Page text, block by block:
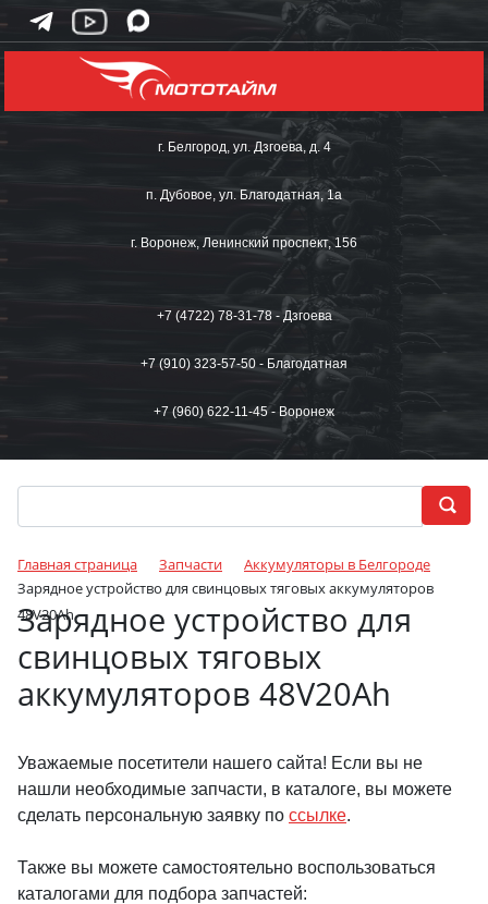
г. Белгород, ул. Дзгоева, д. 4
п. Дубовое, ул. Благодатная, 1а
г. Воронеж, Ленинский проспект, 156
+7 (4722) 78-31-78 - Дзгоева
+7 (910) 323-57-50 - Благодатная
+7 (960) 622-11-45 - Воронеж
Главная страница Запчасти
Аккумуляторы в Белгороде
Зарядное устройство для свинцовых тяговых аккумуляторов
48V20Ah
Зарядное устройство для
свинцовых тяговых
аккумуляторов 48V20Ah
Уважаемые посетители нашего сайта! Если вы не
нашли необходимые запчасти, в каталоге, вы можете
сделать персональную заявку по ссылке.
Также вы можете самостоятельно воспользоваться
каталогами для подбора запчастей: